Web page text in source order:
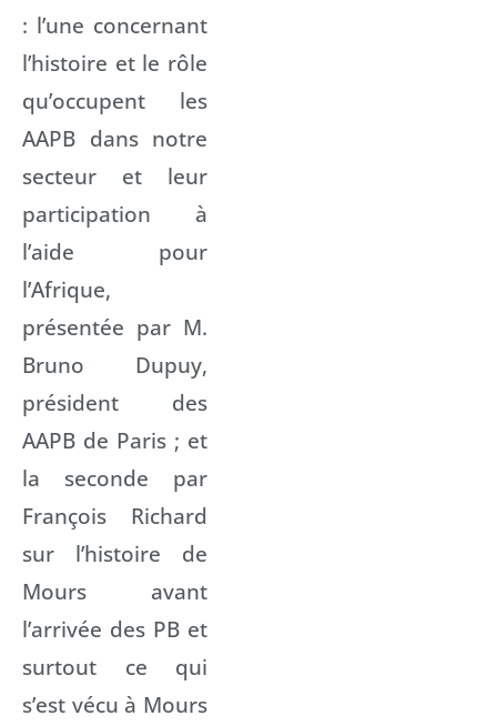
: l’une concernant
l’histoire et le rôle
qu’occupent les
AAPB dans notre
secteur et leur
participation à
l’aide pour
l’Afrique,
présentée par M.
Bruno Dupuy,
président des
AAPB de Paris ; et
la seconde par
François Richard
sur l’histoire de
Mours avant
l’arrivée des PB et
surtout ce qui
s’est vécu à Mours